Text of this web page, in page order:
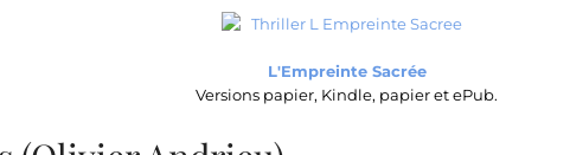
L'Empreinte Sacrée
Versions papier, Kindle, papier et ePub.